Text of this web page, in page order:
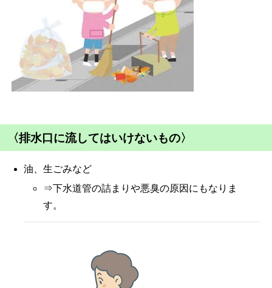
〈排水口に流してはいけないもの〉
油、生ごみなど
⇒下水道管の詰まりや悪臭の原因にもなりま
す。